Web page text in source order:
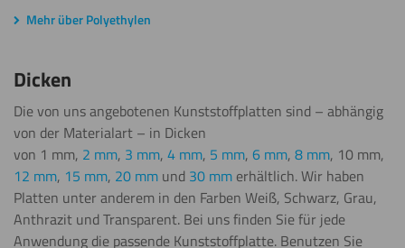
Mehr über Polyethylen
Dicken
Die von uns angebotenen Kunststoffplatten sind – abhängig
von der Materialart – in Dicken
von 1 mm, 2 mm, 3 mm, 4 mm, 5 mm, 6 mm, 8 mm, 10 mm,
12 mm, 15 mm, 20 mm und 30 mm erhältlich. Wir haben
Platten unter anderem in den Farben Weiß, Schwarz, Grau,
Anthrazit und Transparent. Bei uns finden Sie für jede
Anwendung die passende Kunststoffplatte. Benutzen Sie